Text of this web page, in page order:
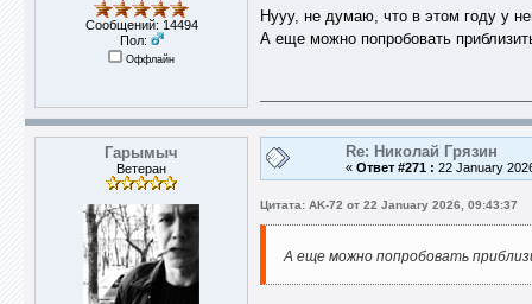
Сообщений: 14494
Пол:
Оффлайн
Нууу, не думаю, что в этом году у
А еще можно попробовать
Гарымыч
Ветеран
Re: Николай Грязин
« Ответ #271 : 22 January
Цитата: AK-72 от 22 January 2026, 09:43:37
А еще можно попробовать